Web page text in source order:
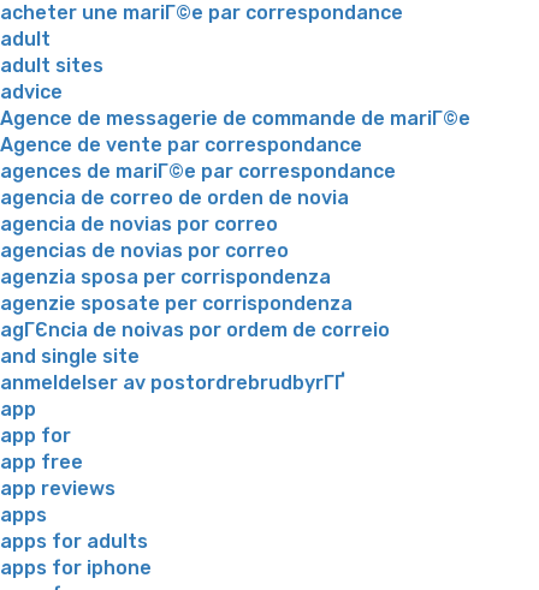
acheter une mariГ©e par correspondance
adult
adult sites
advice
Agence de messagerie de commande de mariГ©e
Agence de vente par correspondance
agences de mariГ©e par correspondance
agencia de correo de orden de novia
agencia de novias por correo
agencias de novias por correo
agenzia sposa per corrispondenza
agenzie sposate per corrispondenza
agГЄncia de noivas por ordem de correio
and single site
anmeldelser av postordrebrudbyrГҐ
app
app for
app free
app reviews
apps
apps for adults
apps for iphone